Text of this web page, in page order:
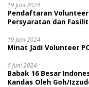
19 Juni 2024
Pendaftaran Volunteer
Persyaratan dan
19 Juni 2024
Minat Jadi Volunteer
6 Juni 2024
Babak 16 Besar
Kandas Oleh Goh/